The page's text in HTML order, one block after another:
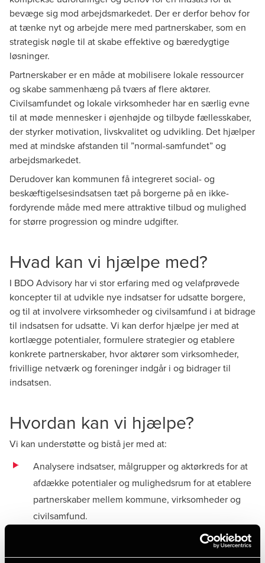
bevæge sig mod arbejdsmarkedet. Der er derfor behov for
at tænke nyt og arbejde mere med partnerskaber, som en
strategisk nøgle til at skabe effektive og bæredygtige
løsninger.
Partnerskaber er en måde at mobilisere lokale ressourcer
og skabe sammenhæng på tværs af flere aktører.
Civilsamfundet og lokale virksomheder har en særlig evne
til at møde mennesker i øjenhøjde og tilbyde fællesskaber,
der styrker motivation, livskvalitet og udvikling. Det hjælper
med at mindske afstanden til ”normal-samfundet” og
arbejdsmarkedet.
Derudover kan kommunen få integreret social- og
beskæftigelsesindsatsen tæt på borgerne på en ikke-
fordyrende måde med mere attraktive tilbud og mulighed
for større progression og mindre udgifter.
Hvad kan vi hjælpe med?
I BDO Advisory har vi stor erfaring med og velafprøvede
koncepter til at udvikle nye indsatser for udsatte borgere,
og til at involvere virksomheder og civilsamfund i at bidrage
til indsatsen for udsatte. Vi kan derfor hjælpe jer med at
kortlægge potentialer, formulere strategier og etablere
konkrete partnerskaber, hvor aktører som virksomheder,
frivillige netværk og foreninger indgår i og bidrager til
indsatsen.
Hvordan kan vi hjælpe?
Vi kan understøtte og bistå jer med at:
Analysere indsatser, målgrupper og aktørkreds for at
afdække potentialer og mulighedsrum for at etablere
partnerskaber mellem kommune, virksomheder og
civilsamfund.
Facilitere, stimulere og konkretisere den politiske og
ledelsesmæssige drøftelse af mål, strategier og